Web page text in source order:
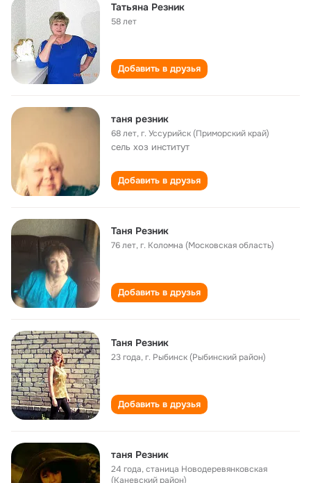
Татьяна Резник
58 лет
Добавить в друзья
таня резник
68 лет,г. Уссурийск (Приморский край)
сель хоз институт
Добавить в друзья
Таня Резник
76 лет,г. Коломна (Московская область)
Добавить в друзья
Таня Резник
23 года,г. Рыбинск (Рыбинский район)
Добавить в друзья
таня Резник
24 года,станица Новодеревянковская
(Каневский район)